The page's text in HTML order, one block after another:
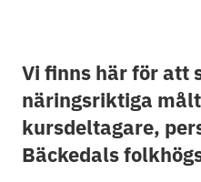
Vi finns här för att
näringsriktiga
kursdeltagare,
Bäckedals